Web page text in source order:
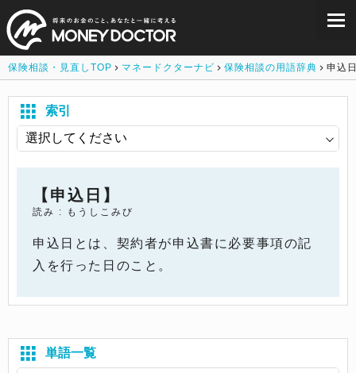
保険相談・見直しTOP マネードクターナビ 保険相談の用語辞典 申込
索引
【申込日】
読み : もうしこみび
申込日とは、契約者が申込書に必要事項の記
入を行った日のこと。
単語一覧